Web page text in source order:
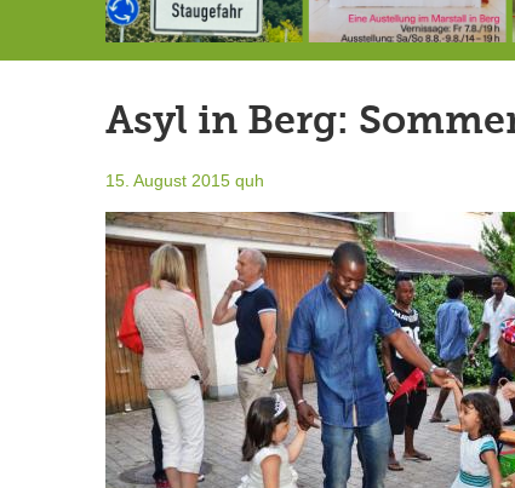
Asyl in Berg:
15. August 2015 quh